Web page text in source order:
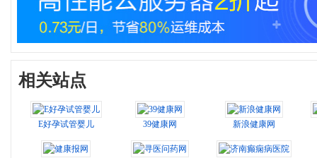
相关站点
E好孕试管婴儿 39健康网 新浪健康网